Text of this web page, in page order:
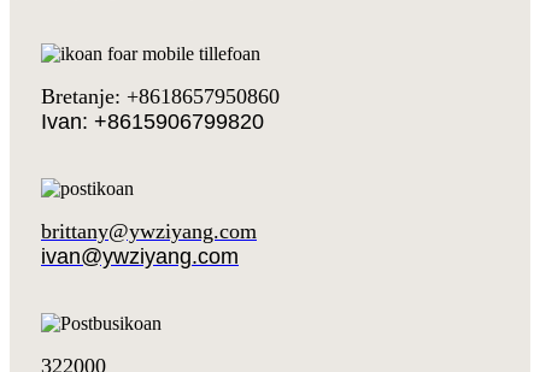
Bretanje: +8618657950860
Ivan: +8615906799820
brittany@ywziyang.com
ivan@ywziyang.com
322000